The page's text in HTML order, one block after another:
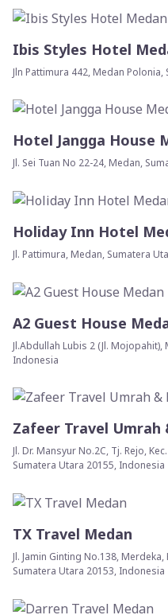
Ibis Styles Hotel
Jln Pattimura 442, Medan
Hotel Jangga House
Jl. Sei Tuan No 22-24, Medan,
Holiday Inn Hotel
Jl. Pattimura, Medan, Sumatera
A2 Guest House
Jl.Abdullah Lubis 2 (Jl.
Indonesia
Zafeer Travel Umrah
Jl. Dr. Mansyur No.2C, Tj. Rejo,
Sumatera Utara 20155, Indonesia
TX Travel Medan
Jl. Jamin Ginting No.138,
Sumatera Utara 20153, Indonesia